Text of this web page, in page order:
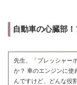
自動車の心臓部
先生、「プレッシャー
か？ 車のエンジンに使
んですけど、どんな役